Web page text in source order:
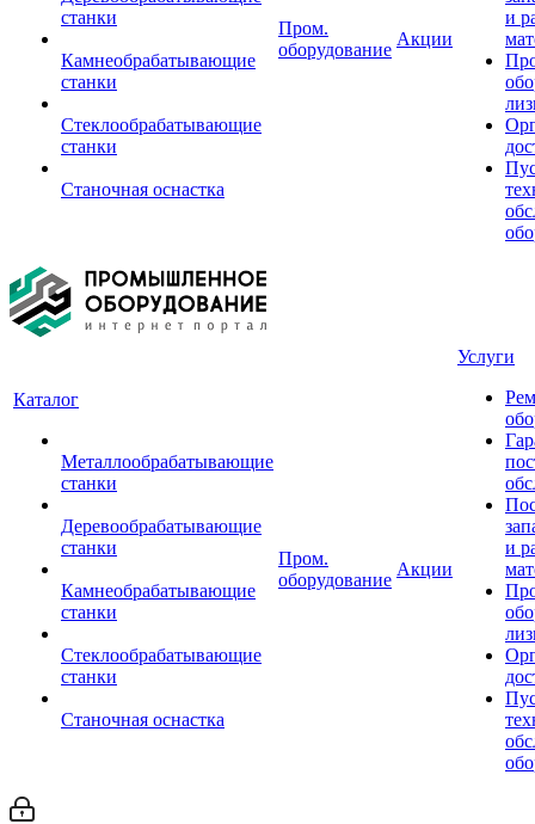
станки
Камнеобрабатывающие
станки
Стеклообрабатывающие
станки
Станочная оснастка
Пром.
оборудование
Акции
и
Каталог
Металлообрабатывающие
станки
Деревообрабатывающие
станки
Камнеобрабатывающие
станки
Стеклообрабатывающие
станки
Станочная оснастка
Пром.
оборудование
Акции
Услуги
и